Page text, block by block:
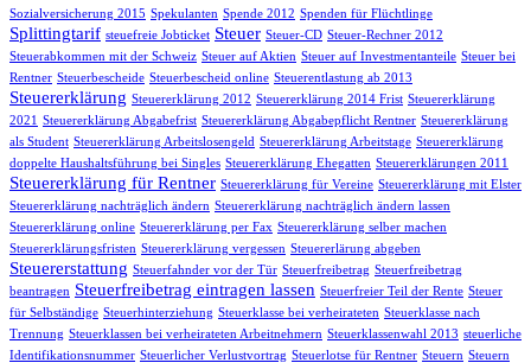
Sozialversicherung 2015 Spekulanten Spende 2012 Spenden für Flüchtlinge
Splittingtarif steuefreie Jobticket Steuer Steuer-CD Steuer-Rechner 2012
Steuerabkommen mit der Schweiz Steuer auf Aktien Steuer auf Investmentanteile Steuer bei
Rentner Steuerbescheide Steuerbescheid online Steuerentlastung ab 2013
Steuererklärung Steuererklärung 2012 Steuererklärung 2014 Frist Steuererklärung
2021
Steuererklärung Abgabefrist Steuererklärung Abgabepflicht Rentner Steuererklärung
als Student Steuererklärung Arbeitslosengeld Steuererklärung Arbeitstage Steuererklärung
doppelte Haushaltsführung bei Singles Steuererklärung Ehegatten Steuererklärungen 2011
Steuererklärung für Rentner Steuererklärung für Vereine Steuererklärung mit Elster
Steuererklärung nachträglich ändern Steuererklärung nachträglich ändern lassen
Steuererklärung online Steuererklärung per Fax Steuererklärung selber machen
Steuererklärungsfristen Steuererklärung vergessen Steuererlärung abgeben
Steuererstattung Steuerfahnder vor der Tür Steuerfreibetrag Steuerfreibetrag
beantragen Steuerfreibetrag eintragen lassen Steuerfreier Teil der Rente Steuer
für Selbständige Steuerhinterziehung Steuerklasse bei verheirateten Steuerklasse nach
Trennung Steuerklassen bei verheirateten Arbeitnehmern Steuerklassenwahl 2013 steuerliche
Identifikationsnummer Steuerlicher Verlustvortrag Steuerlotse für Rentner Steuern Steuern